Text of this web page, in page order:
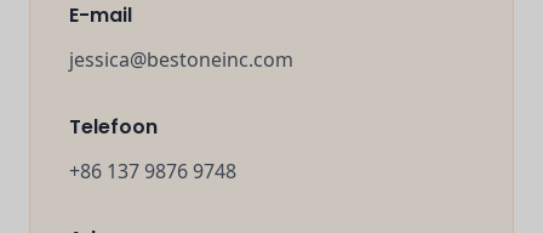
E-mail
jessica@bestoneinc.com
Telefoon
+86 137 9876 9748